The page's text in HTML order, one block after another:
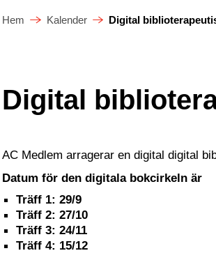
Hem Kalender Digital
Digital
AC Medlem arragerar en digital digital
Datum för den digitala bokcirkeln är
Träff 1: 29/9
Träff 2: 27/10
Träff 3: 24/11
Träff 4: 15/12